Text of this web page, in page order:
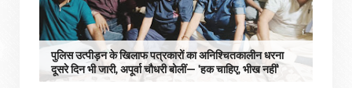
पुलिस उत्पीड़न के खिलाफ पत्रकारों का अनिश्चितकालीन धरना
दूसरे दिन भी जारी, अपूर्वा चौधरी बोलीं— 'हक चाहिए, भीख नहीं'